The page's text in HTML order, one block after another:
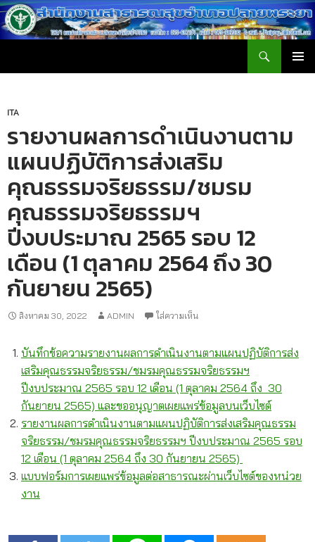
เนื้อหา
ITA
รายงานผลการดำเนินงานตาม
แผนปฏิบัติการส่งเสริม
คุณธรรมจริยธรรม/ชมรม
คุณธรรมจริยธรรมฯ
ปีงบประมาณ 2565 รอบ 12
เดือน (1 ตุลาคม 2564 ถึง 30
กันยายน 2565)
สิงหาคม 30, 2022 ADMIN ใส่ความเห็น
บันทึกข้อความรายงานผลการดำเนินงานตามแผนปฏิบัติการส่ง
เสริมคุณธรรมจริยธรรม/ชมรมคุณธรรมจริยธรรมฯ
ปีงบประมาณ 2565 รอบ 12 เดือน (1 ตุลาคม 2564 ถึง 30
กันยายน 2565) และขออนุญาตเผยแพร่ข้อมูลบนเว็บไซต์
รายงานผลการดำเนินงานตามแผนปฏิบัติการส่งเสริมคุณธรรม
จริยธรรม/ชมรมคุณธรรมจริยธรรมฯ ปีงบประมาณ 2565 รอบ
12 เดือน (1 ตุลาคม 2564 ถึง 30 กันยายน 2565)
แบบฟอร์มการเผยแพร่ข้อมูลต่อสาธารณะผ่านเว็บไซต์ของหน่วย
งาน